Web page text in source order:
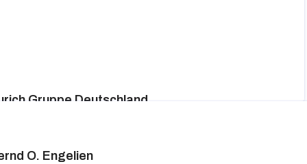
Gruppe Deutschland
O. Engelien